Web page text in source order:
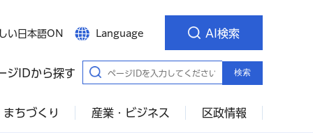
い日本語ON Language AI検索
ジIDから探す 検索
まちづくり 産業・ビジネス 区政情報